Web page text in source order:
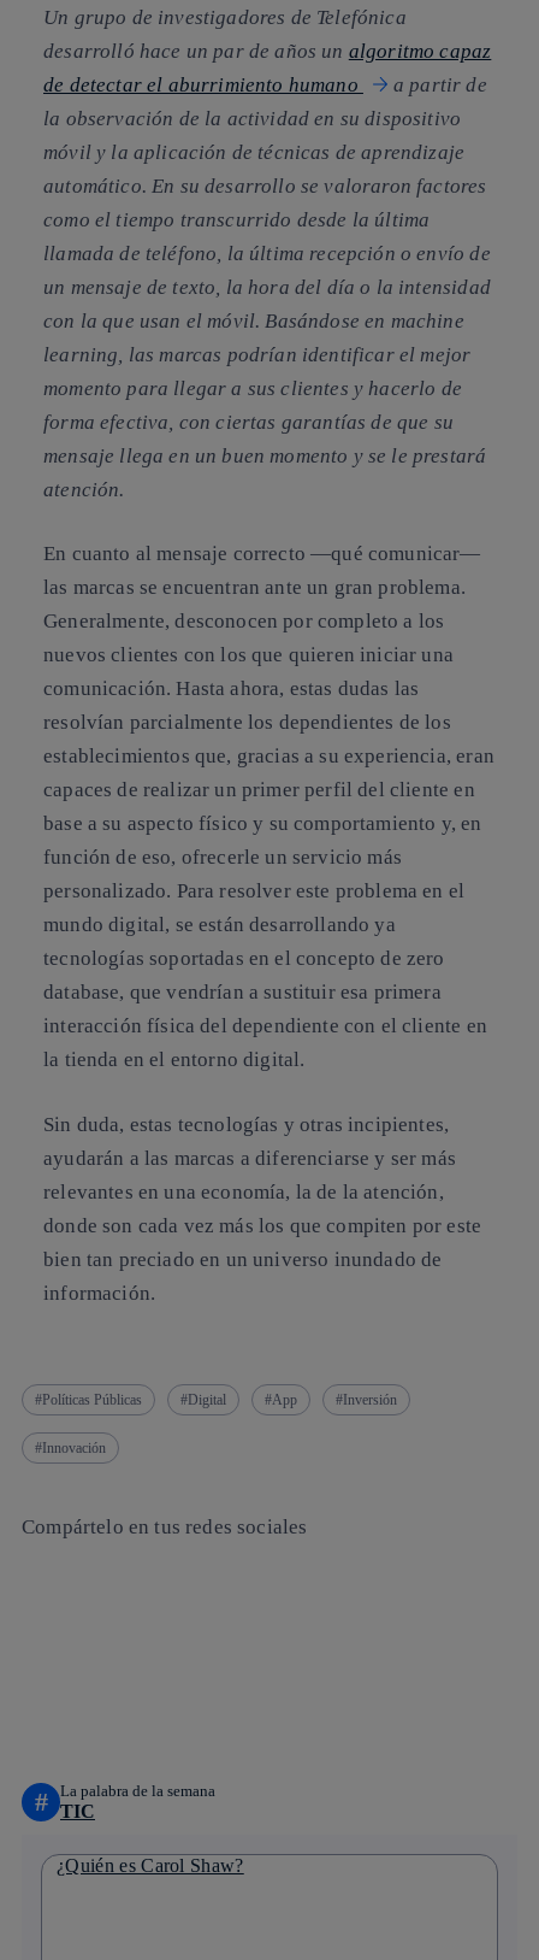
Un grupo de investigadores de Telefónica
desarrolló hace un par de años un algoritmo capaz
de detectar el aburrimiento humano
a partir de
la observación de la actividad en su dispositivo
móvil y la aplicación de técnicas de aprendizaje
automático. En su desarrollo se valoraron factores
como el tiempo transcurrido desde la última
llamada de teléfono, la última recepción o envío de
un mensaje de texto, la hora del día o la intensidad
con la que usan el móvil. Basándose en machine
learning, las marcas podrían identificar el mejor
momento para llegar a sus clientes y hacerlo de
forma efectiva, con ciertas garantías de que su
mensaje llega en un buen momento y se le prestará
atención.
En cuanto al mensaje correcto —qué comunicar—
las marcas se encuentran ante un gran problema.
Generalmente, desconocen por completo a los
nuevos clientes con los que quieren iniciar una
comunicación. Hasta ahora, estas dudas las
resolvían parcialmente los dependientes de los
establecimientos que, gracias a su experiencia, eran
capaces de realizar un primer perfil del cliente en
base a su aspecto físico y su comportamiento y, en
función de eso, ofrecerle un servicio más
personalizado. Para resolver este problema en el
mundo digital, se están desarrollando ya
tecnologías soportadas en el concepto de zero
database, que vendrían a sustituir esa primera
interacción física del dependiente con el cliente en
la tienda en el entorno digital.
Sin duda, estas tecnologías y otras incipientes,
ayudarán a las marcas a diferenciarse y ser más
relevantes en una economía, la de la atención,
donde son cada vez más los que compiten por este
bien tan preciado en un universo inundado de
información.
Políticas Públicas Digital App Inversión
Innovación
Compártelo en tus redes sociales
# La palabra de la semana
TIC
¿Quién es Carol Shaw?